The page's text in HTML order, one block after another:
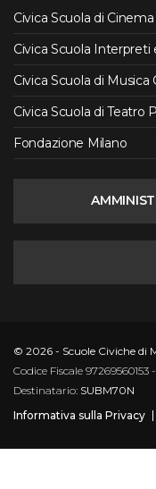
Civica Scuola di
Civica Scuola Interpreti
Civica Scuola di Musica
Civica Scuola di Teatro
Fondazione Milano
© 2026 - Scuole Civiche di
Codice Fiscale
Destinatario: SUBM70N
Informativa sulla Privacy